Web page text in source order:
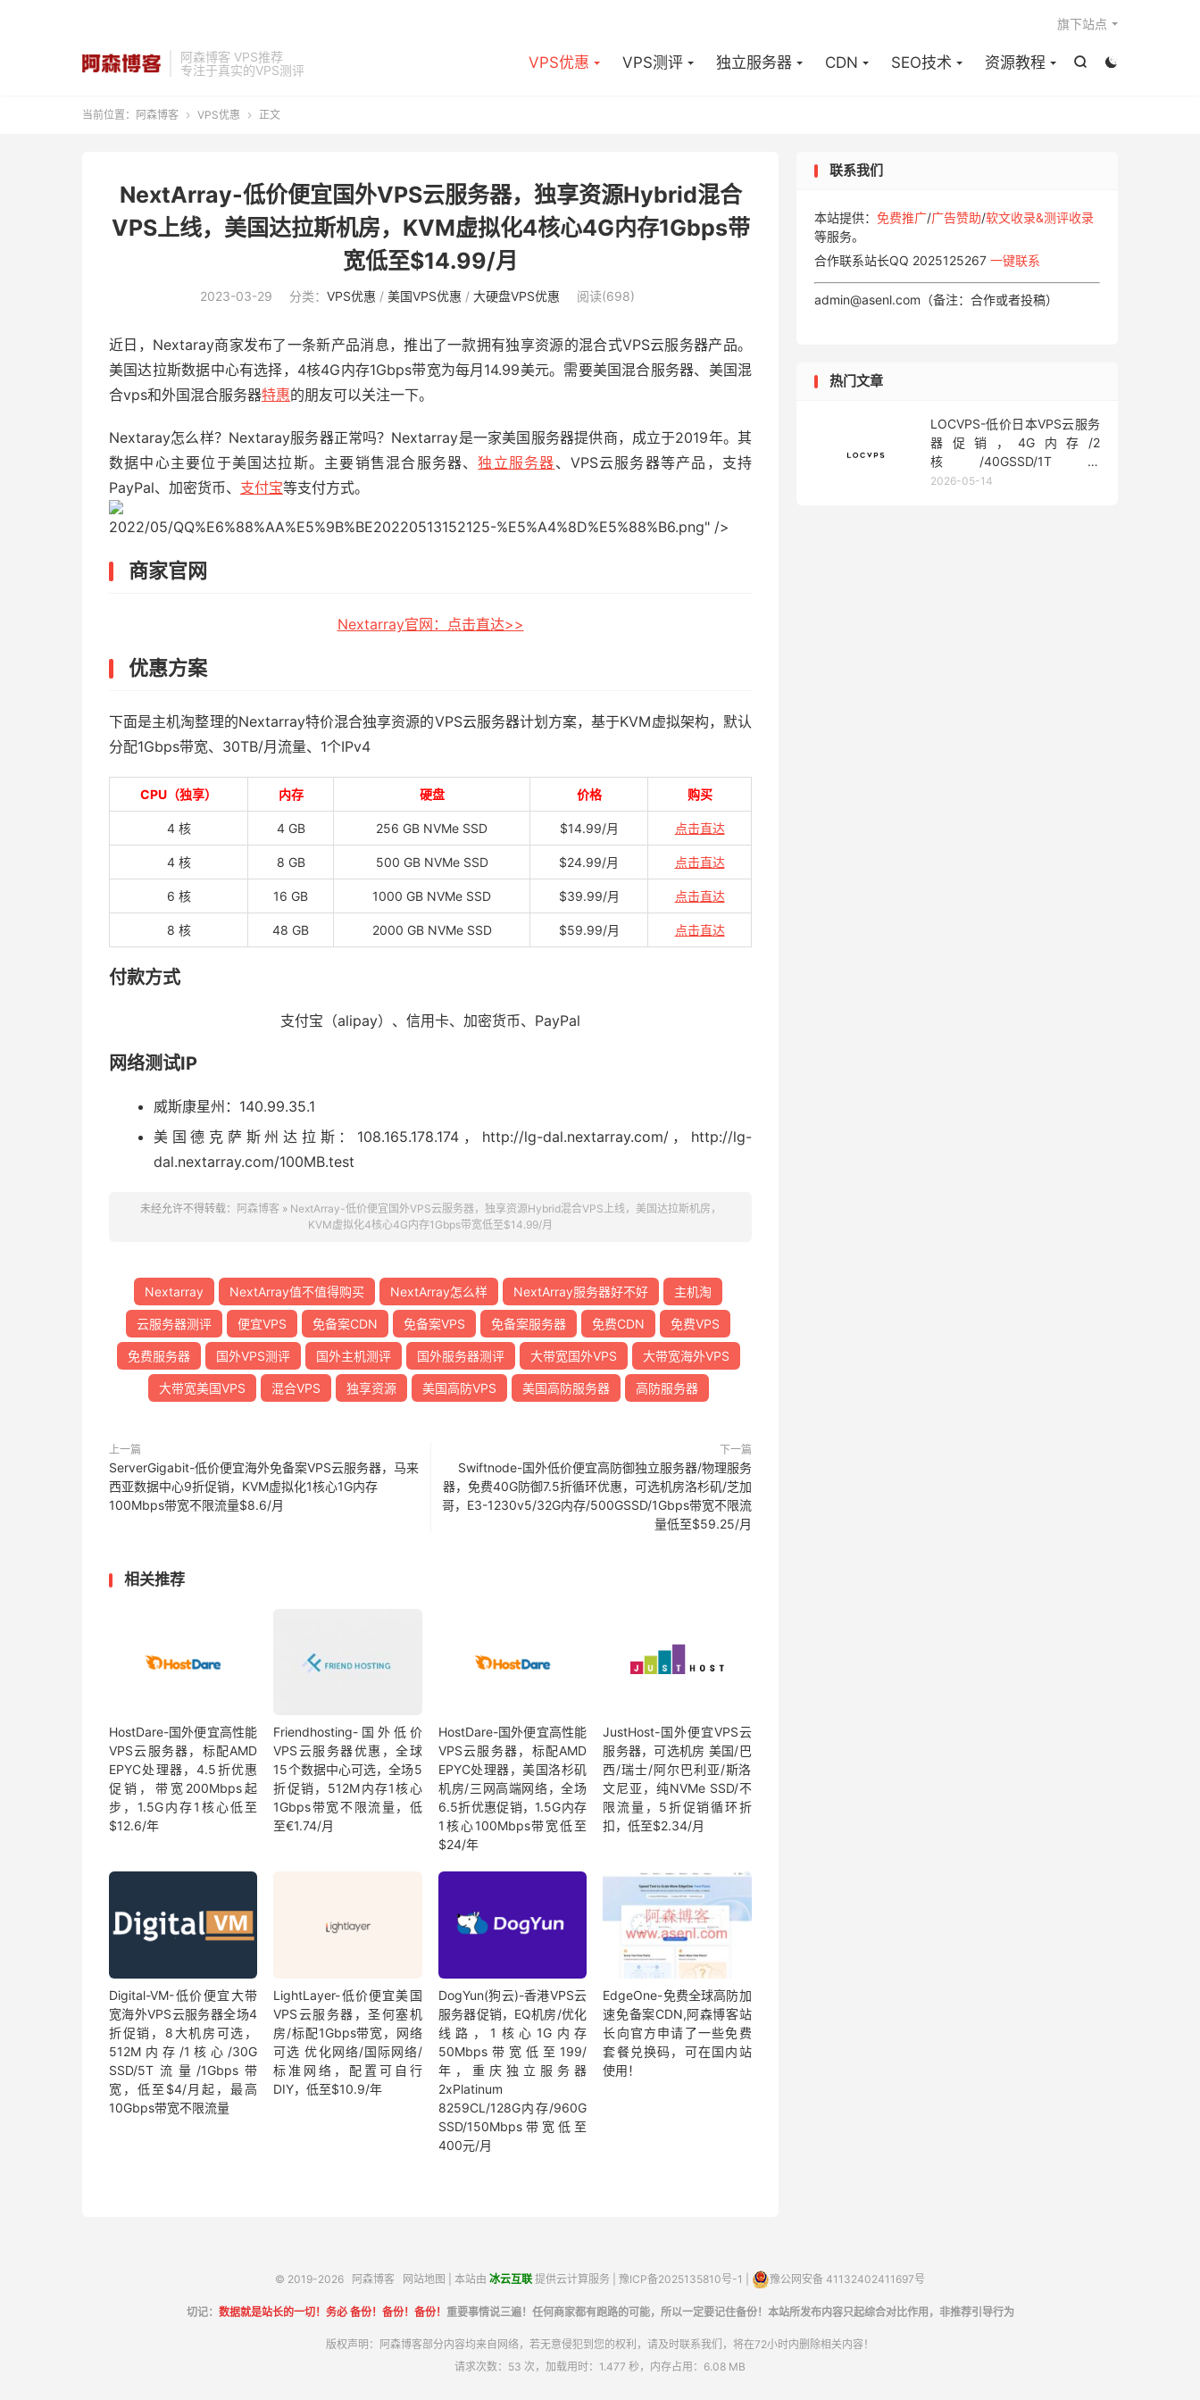
阿森博客 VPS推荐
专注于真实的VPS测评


VPS优惠 VPS测评 独立服务器 CDN SEO技术 资源教程
旗下站点
当前位置： 阿森博客  VPS优惠  正文
NextArray-低价便宜国外VPS云服务器，独享资源Hybrid混合
VPS上线，美国达拉斯机房，KVM虚拟化4核心4G内存1Gbps带
宽低至$14.99/月
2023-03-29 分类： VPS优惠 / 美国VPS优惠 / 大硬盘VPS优惠 阅读(698)
近日，Nextaray商家发布了一条新产品消息，推出了一款拥有独享资源的混合式VPS云服务器产品。
美国达拉斯数据中心有选择，4核4G内存1Gbps带宽为每月14.99美元。需要美国混合服务器、美国混
合vps和外国混合服务器特惠的朋友可以关注一下。
Nextaray怎么样？Nextaray服务器正常吗？Nextarray是一家美国服务器提供商，成立于2019年。其
数据中心主要位于美国达拉斯。主要销售混合服务器、独立服务器、VPS云服务器等产品，支持
PayPal、加密货币、 支付宝等支付方式。
2022/05/QQ%E6%88%AA%E5%9B%BE20220513152125-%E5%A4%8D%E5%88%B6.png" />
商家官网
Nextarray官网：点击直达>>
优惠方案
下面是主机淘整理的Nextarray特价混合独享资源的VPS云服务器计划方案，基于KVM虚拟架构，默认
分配1Gbps带宽、30TB/月流量、1个IPv4
CPU（独享） 内存 硬盘 价格 购买
4 核 4 GB 256 GB NVMe SSD $14.99/月 点击直达
4 核 8 GB 500 GB NVMe SSD $24.99/月 点击直达
6 核 16 GB 1000 GB NVMe SSD $39.99/月 点击直达
8 核 48 GB 2000 GB NVMe SSD $59.99/月 点击直达
付款方式
支付宝（alipay）、信用卡、加密货币、PayPal
网络测试IP
威斯康星州：140.99.35.1
美国德克萨斯州达拉斯：108.165.178.174，http://lg-dal.nextarray.com/，http://lg-
dal.nextarray.com/100MB.test
未经允许不得转载： 阿森博客 » NextArray-低价便宜国外VPS云服务器，独享资源Hybrid混合VPS上线，美国达拉斯机房，
KVM虚拟化4核心4G内存1Gbps带宽低至$14.99/月
Nextarray NextArray值不值得购买 NextArray怎么样 NextArray服务器好不好 主机淘
云服务器测评 便宜VPS 免备案CDN 免备案VPS 免备案服务器 免费CDN 免费VPS
免费服务器 国外VPS测评 国外主机测评 国外服务器测评 大带宽国外VPS 大带宽海外VPS
大带宽美国VPS 混合VPS 独享资源 美国高防VPS 美国高防服务器 高防服务器
上一篇
ServerGigabit-低价便宜海外免备案VPS云服务器，马来
西亚数据中心9折促销，KVM虚拟化1核心1G内存
100Mbps带宽不限流量$8.6/月
下一篇
Swiftnode-国外低价便宜高防御独立服务器/物理服务
器，免费40G防御7.5折循环优惠，可选机房洛杉矶/芝加
哥，E3-1230v5/32G内存/500GSSD/1Gbps带宽不限流
量低至$59.25/月
相关推荐
HostDare-国外便宜高性能
VPS云服务器，标配AMD
EPYC处理器，4.5折优惠
促销，带宽200Mbps起
步，1.5G内存1核心低至
$12.6/年
Friendhosting-国外低价
VPS云服务器优惠，全球
15个数据中心可选，全场5
折促销，512M内存1核心
1Gbps带宽不限流量，低
至€1.74/月
HostDare-国外便宜高性能
VPS云服务器，标配AMD
EPYC处理器，美国洛杉矶
机房/三网高端网络，全场
6.5折优惠促销，1.5G内存
1核心100Mbps带宽低至
$24/年
JustHost-国外便宜VPS云
服务器，可选机房 美国/巴
西/瑞士/阿尔巴利亚/斯洛
文尼亚，纯NVMe SSD/不
限流量，5折促销循环折
扣，低至$2.34/月
Digital-VM-低价便宜大带
宽海外VPS云服务器全场4
折促销，8大机房可选，
512M内存/1核心/30G
SSD/5T流量/1Gbps带
宽，低至$4/月起，最高
10Gbps带宽不限流量
LightLayer-低价便宜美国
VPS云服务器，圣何塞机
房/标配1Gbps带宽，网络
可选 优化网络/国际网络/
标准网络，配置可自行
DIY，低至$10.9/年
DogYun(狗云)-香港VPS云
服务器促销，EQ机房/优化
线路，1核心1G内存
50Mbps带宽低至199/
年，重庆独立服务器
2xPlatinum
8259CL/128G内存/960G
SSD/150Mbps带宽低至
400元/月
EdgeOne-免费全球高防加
速免备案CDN,阿森博客站
长向官方申请了一些免费
套餐兑换码，可在国内站
使用！
联系我们
本站提供： 免费推广/广告赞助/软文收录&测评收录
等服务。
合作联系站长QQ 2025125267 一键联系
admin@asenl.com（备注：合作或者投稿）
热门文章
LOCVPS-低价日本VPS云服务
器促销，4G内存/2
核/40GSSD/1T流
量/450Mbps带宽，低至36元/
2026-05-14
© 2019-2026 阿森博客 网站地图 | 本站由 冰云互联 提供云计算服务 | 豫ICP备2025135810号-1 豫公网安备 41132402411697号
切记： 数据就是站长的一切！务必 备份！备份！备份！ 重要事情说三遍！任何商家都有跑路的可能，所以一定要记住备份！本站所发布内容只起综合对比作用，非推荐引导行为
版权声明：阿森博客部分内容均来自网络，若无意侵犯到您的权利，请及时联系我们，将在72小时内删除相关内容！
请求次数：53 次，加载用时：1.477 秒，内存占用：6.08 MB